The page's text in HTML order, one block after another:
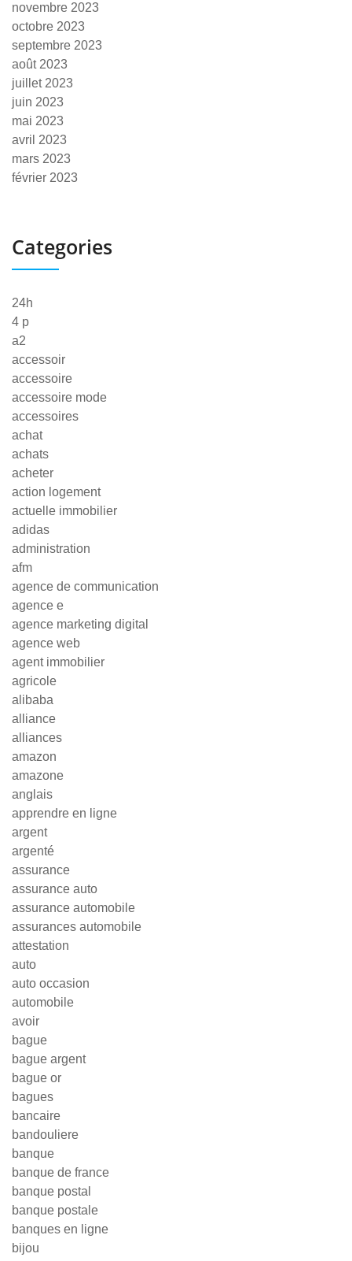
novembre 2023
octobre 2023
septembre 2023
août 2023
juillet 2023
juin 2023
mai 2023
avril 2023
mars 2023
février 2023
Categories
24h
4 p
a2
accessoir
accessoire
accessoire mode
accessoires
achat
achats
acheter
action logement
actuelle immobilier
adidas
administration
afm
agence de communication
agence e
agence marketing digital
agence web
agent immobilier
agricole
alibaba
alliance
alliances
amazon
amazone
anglais
apprendre en ligne
argent
argenté
assurance
assurance auto
assurance automobile
assurances automobile
attestation
auto
auto occasion
automobile
avoir
bague
bague argent
bague or
bagues
bancaire
bandouliere
banque
banque de france
banque postal
banque postale
banques en ligne
bijou